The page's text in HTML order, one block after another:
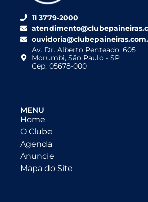
11 3779-2000
Av. Dr. Alberto Penteado, 605
Morumbi, São Paulo - SP
Cep: 05678-000
MENU
Home
O Clube
Agenda
Anuncie
Mapa do Site